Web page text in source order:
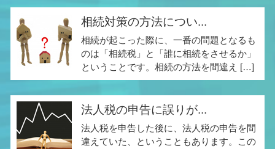
相続対策の方法につい...
相続が起こった際に、一番の問題となるも
のは「相続税」と「誰に相続をさせるか」
ということです。相続の方法を間違え […]
法人税の申告に誤りが...
法人税を申告した後に、法人税の申告を間
違えていた、ということもあります。この